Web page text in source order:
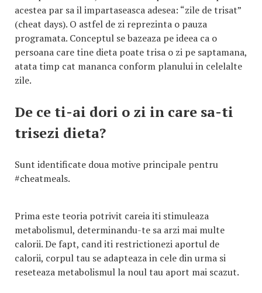
acestea par sa il impartaseasca adesea: “zile de trisat”
(cheat days). O astfel de zi reprezinta o pauza
programata. Conceptul se bazeaza pe ideea ca o
persoana care tine dieta poate trisa o zi pe saptamana,
atata timp cat mananca conform planului in celelalte
zile.
De ce ti-ai dori o zi in care sa-ti
trisezi dieta?
Sunt identificate doua motive principale pentru
#cheatmeals.
Prima este teoria potrivit careia iti stimuleaza
metabolismul, determinandu-te sa arzi mai multe
calorii. De fapt, cand iti restrictionezi aportul de
calorii, corpul tau se adapteaza in cele din urma si
reseteaza metabolismul la noul tau aport mai scazut.